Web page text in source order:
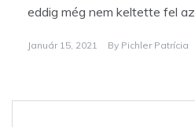
eddig még nem keltette fel az
Január 15, 2021 By Pichler Patrícia